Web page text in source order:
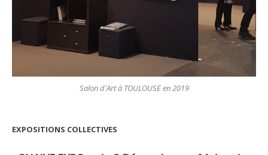
Salon d'Art à TOULOUSE en 2019
EXPOSITIONS COLLECTIVES